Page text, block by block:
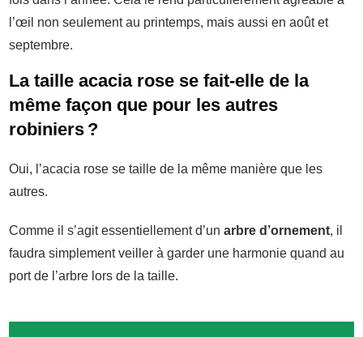
l’œil non seulement au printemps, mais aussi en août et
septembre.
La taille acacia rose se fait-elle de la
même façon que pour les autres
robiniers ?
Oui, l’acacia rose se taille de la même manière que les
autres.
Comme il s’agit essentiellement d’un arbre d’ornement, il
faudra simplement veiller à garder une harmonie quand au
port de l’arbre lors de la taille.